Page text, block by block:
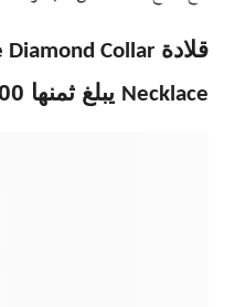
قلادة Diamond Collar
Necklace يبلغ ثمنها 10,000 دولار